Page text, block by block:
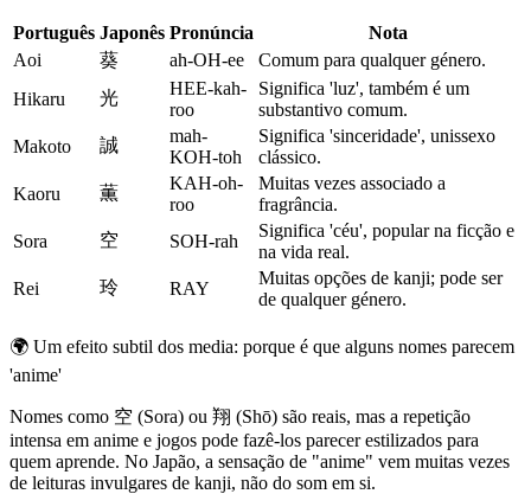
Português Japonês Pronúncia
Nota
Aoi
葵 ah-OH-ee
Comum para qualquer género.
Hikaru
光
HEE-kah-
roo
Significa 'luz', também é um
substantivo comum.
Makoto
誠
mah-
KOH-toh
Significa 'sinceridade', unissexo
clássico.
Kaoru
薫
KAH-oh-
roo
Muitas vezes associado a
fragrância.
Sora
空 SOH-rah
Significa 'céu', popular na ficção e
na vida real.
Rei
玲 RAY
Muitas opções de kanji; pode ser
de qualquer género.
🌍 Um efeito subtil dos media: porque é que alguns nomes parecem
'anime'
Nomes como 空 (Sora) ou 翔 (Shō) são reais, mas a repetição
intensa em anime e jogos pode fazê-los parecer estilizados para
quem aprende. No Japão, a sensação de "anime" vem muitas vezes
de leituras invulgares de kanji, não do som em si.